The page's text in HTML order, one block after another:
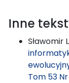
Inne
Sławomir
Tom 53 Nr